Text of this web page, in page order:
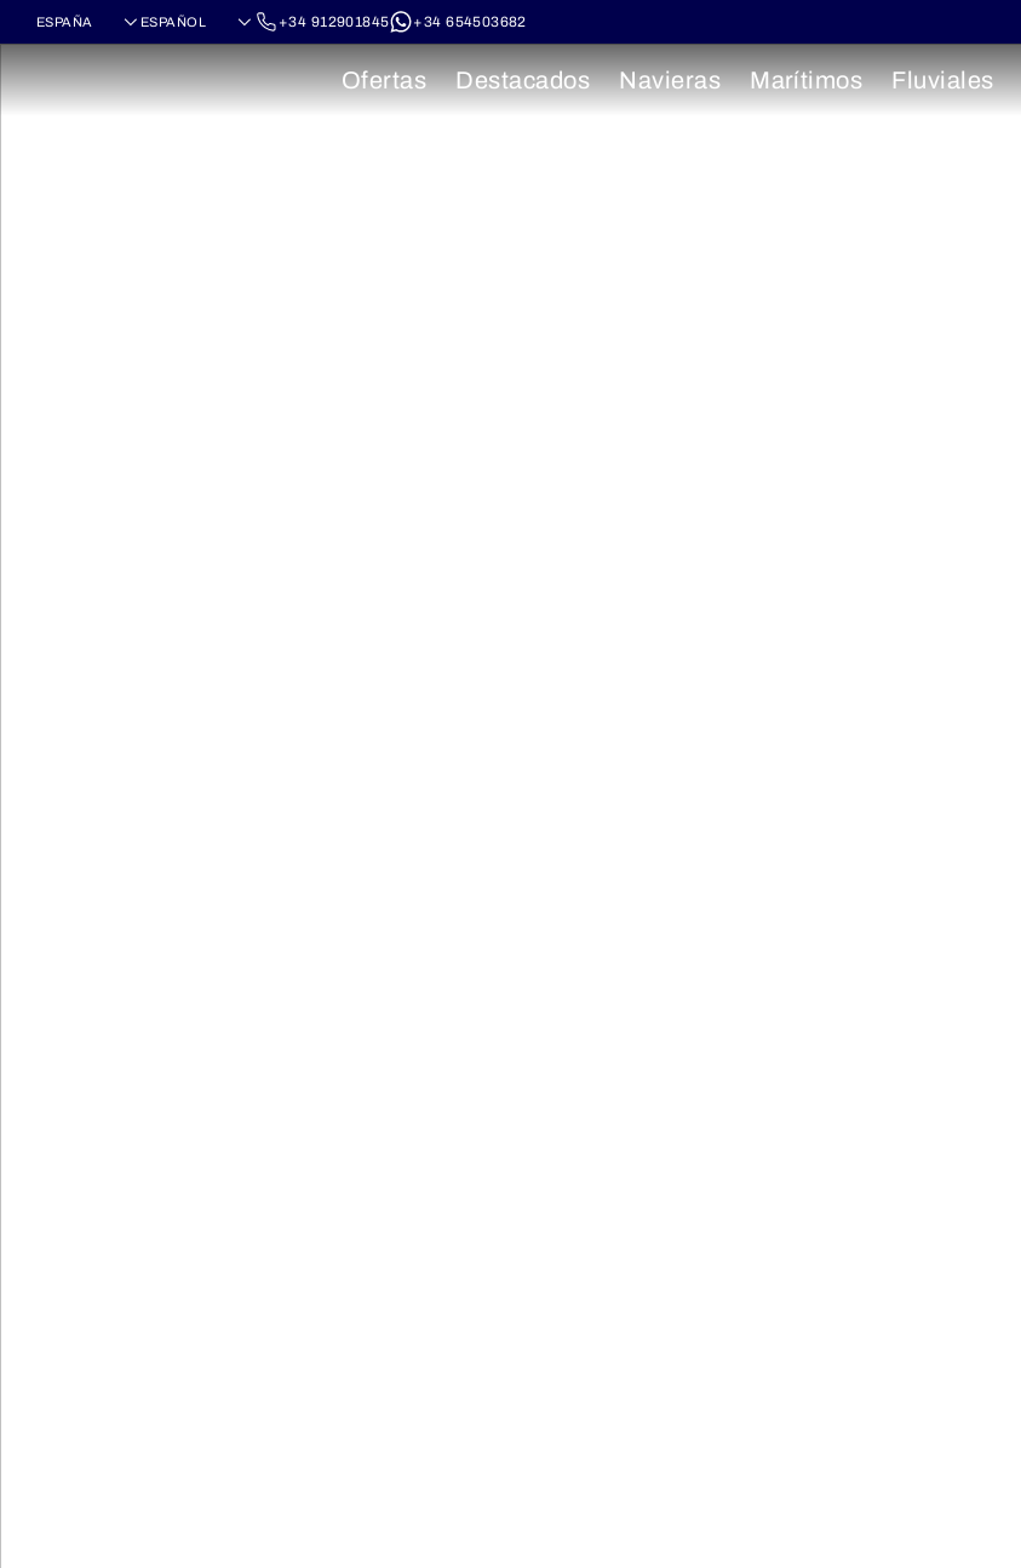
+34 912901845 +34 654503682
Ofertas Destacados Navieras Marítimos Fluviales